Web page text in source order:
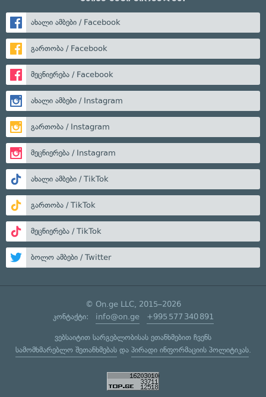
ახალი ამბები / Facebook
გართობა / Facebook
მეცნიერება / Facebook
ახალი ამბები / Instagram
გართობა / Instagram
მეცნიერება / Instagram
ახალი ამბები / TikTok
გართობა / TikTok
მეცნიერება / TikTok
ბოლო ამბები / Twitter
© On.ge LLC, 2015–2026
კონტაქტი: info@on.ge +995 577 340 891
ვებსაიტით სარგებლობისას ეთანხმებით ჩვენს
სამომხმარებლო შეთანხმებასდა პირადი ინფორმაციის პოლიტიკას.